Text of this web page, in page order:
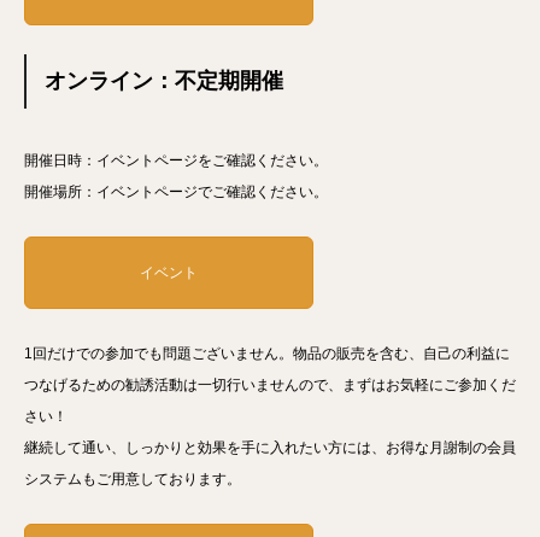
オンライン：不定期開催
開催日時：イベントページをご確認ください。
開催場所：イベントページでご確認ください。
イベント
1回だけでの参加でも問題ございません。物品の販売を含む、自己の利益に
つなげるための勧誘活動は一切行いませんので、まずはお気軽にご参加くだ
さい！
継続して通い、しっかりと効果を手に入れたい方には、お得な月謝制の会員
システムもご用意しております。